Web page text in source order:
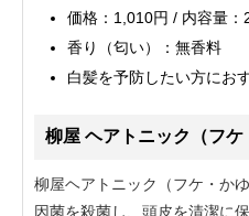
価格：1,010円 / 内容量：
香り（匂い）：無香料
白髪を予防したい方にお
柳屋 ヘアトニック（フ
柳屋ヘアトニック（フケ・か
因菌を殺菌し、頭皮を清潔に